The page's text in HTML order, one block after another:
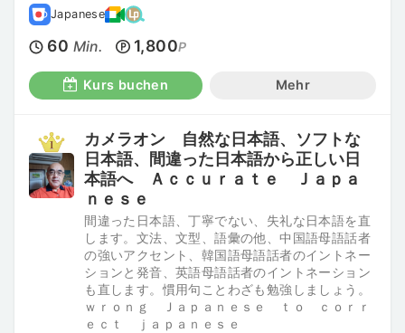
Japanese
60 Min. 1,800P
Kurs buchen Mehr
カメラオン 自然な日本語、ソフトな
日本語、間違った日本語から正しい日
本語へ Ａｃｃｕｒａｔｅ Ｊａｐａ
ｎｅｓｅ
間違った日本語、丁寧でない、失礼な日本語を直
します。文法、文型、語彙の他、中国語母語話者
の強いアクセント、韓国語母語話者のイントネー
ションと発音、英語母語話者のイントネーション
も直します。慣用句ことわざも勉強しましょう。
ｗｒｏｎｇ Ｊａｐａｎｅｓｅ ｔｏ ｃｏｒｒ
ｅｃｔ ｊａｐａｎｅｓｅ